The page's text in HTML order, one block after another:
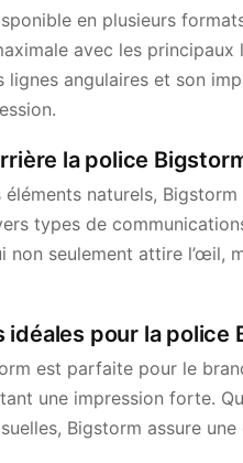
en plusieurs
avec les
lignes angulaires et son
la police
éléments naturels,
types de
non seulement attire l’œil,
idéales pour la police
est parfaite pour le
une impression forte.
Bigstorm assure